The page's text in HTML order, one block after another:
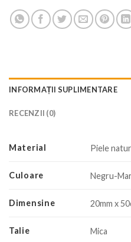
INFORMAȚII SUPLIMENTARE
RECENZII (0)
Material Piele
Culoare Negru-
Dimensine 20mm x
Talie Mica